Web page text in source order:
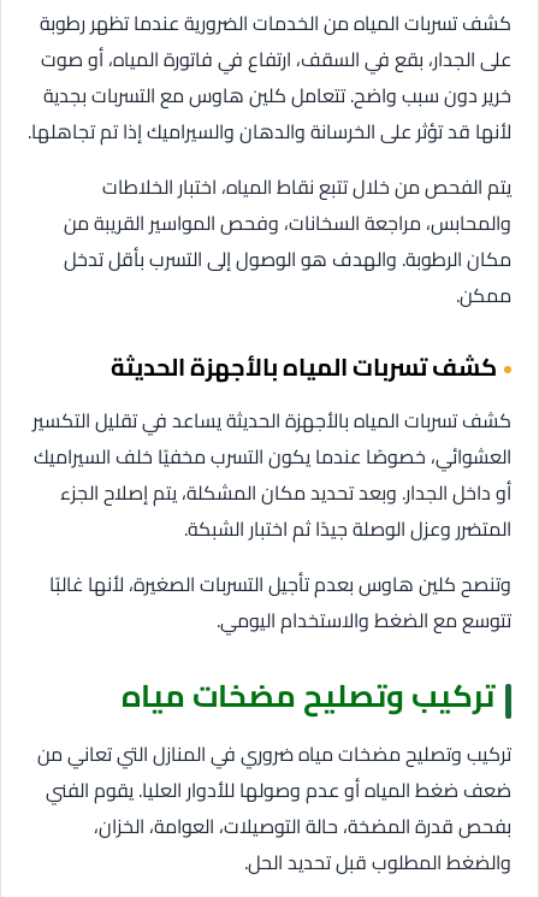
كشف تسربات المياه من الخدمات الضرورية عندما تظهر رطوبة
على الجدار، بقع في السقف، ارتفاع في فاتورة المياه، أو صوت
خرير دون سبب واضح. تتعامل كلين هاوس مع التسربات بجدية
لأنها قد تؤثر على الخرسانة والدهان والسيراميك إذا تم تجاهلها.
يتم الفحص من خلال تتبع نقاط المياه، اختبار الخلاطات
والمحابس، مراجعة السخانات، وفحص المواسير القريبة من
مكان الرطوبة. والهدف هو الوصول إلى التسرب بأقل تدخل
ممكن.
كشف تسربات المياه بالأجهزة الحديثة
كشف تسربات المياه بالأجهزة الحديثة يساعد في تقليل التكسير
العشوائي، خصوصًا عندما يكون التسرب مخفيًا خلف السيراميك
أو داخل الجدار. وبعد تحديد مكان المشكلة، يتم إصلاح الجزء
المتضرر وعزل الوصلة جيدًا ثم اختبار الشبكة.
وتنصح كلين هاوس بعدم تأجيل التسربات الصغيرة، لأنها غالبًا
تتوسع مع الضغط والاستخدام اليومي.
تركيب وتصليح مضخات مياه
تركيب وتصليح مضخات مياه ضروري في المنازل التي تعاني من
ضعف ضغط المياه أو عدم وصولها للأدوار العليا. يقوم الفني
بفحص قدرة المضخة، حالة التوصيلات، العوامة، الخزان،
والضغط المطلوب قبل تحديد الحل.